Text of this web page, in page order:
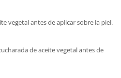
vegetal antes de aplicar sobre la piel.
de aceite vegetal antes de